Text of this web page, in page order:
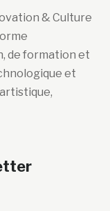
& Culture
de formation et
et